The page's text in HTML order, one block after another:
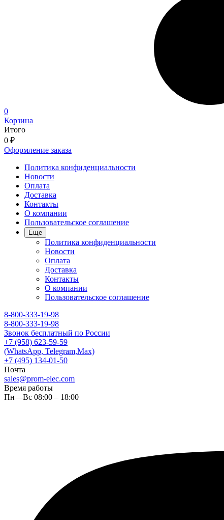
0
Корзина
Итого
0 ₽
Оформление заказа
Политика конфиденциальности
Новости
Оплата
Доставка
Контакты
О компании
Пользовательское соглашение
Еще
Политика конфиденциальности
Новости
Оплата
Доставка
Контакты
О компании
Пользовательское соглашение
8-800-333-19-98
8-800-333-19-98
Звонок бесплатный по России
+7 (958) 623-59-59
(WhatsApp, Telegram,Max)
+7 (495) 134-01-50
Почта
sales@prom-elec.com
Время работы
Пн—Вс 08:00 – 18:00